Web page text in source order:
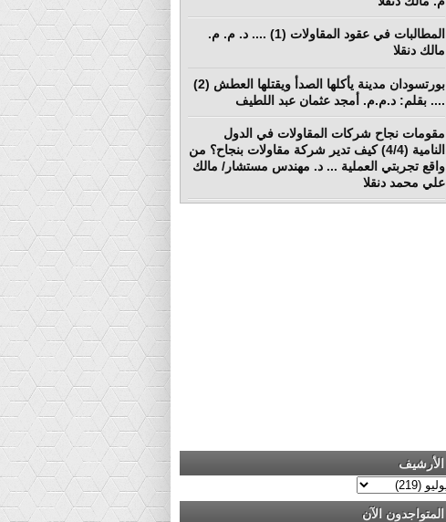
المطالبات في عقود المقاولات (1) .... د. م. م.
مالك دنقلا
بورتسودان مدينة يأكلها الصدأ ويقتلها العطش (2)
.... بقلم: د.م.م. أمجد عثمان عبد اللطيف
مقومات نجاح شركات المقاولات في الدول
النامية (4/4) كيف تدير شركة مقاولات بنجاح؟ من
واقع تجربتي العملية ... د. مهندس مستشار/ مالك
علي محمد دنقلا
الأرشيف
المتواجدون الآن